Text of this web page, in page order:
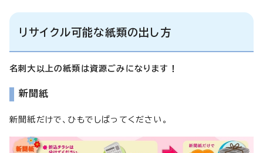
リサイクル可能な紙類の出し方
名刺大以上の紙類は資源ごみになります！
新聞紙
新聞紙だけで、ひもでしばってください。